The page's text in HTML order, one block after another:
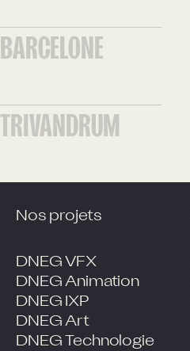
BARCELONE
TRIVANDRUM
Nos projets
DNEG VFX
DNEG Animation
DNEG IXP
DNEG Art
DNEG Technologie